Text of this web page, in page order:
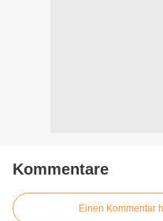
Kommentare
Einen Kommentar